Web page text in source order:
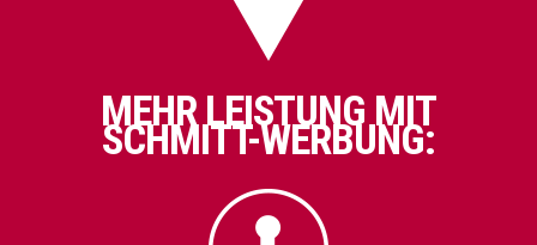
MEHR LEISTUNG MIT
SCHMITT-WERBUNG: